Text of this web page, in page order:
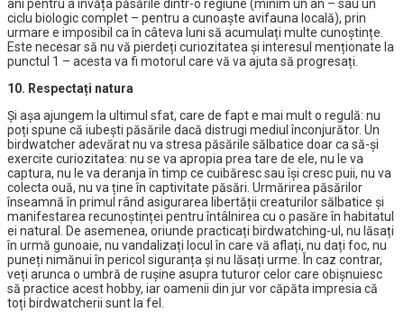
ani pentru a învăța păsările dintr-o regiune (minim un an – sau un
ciclu biologic complet – pentru a cunoaște avifauna locală), prin
urmare e imposibil ca în câteva luni să acumulați multe cunoștințe.
Este necesar să nu vă pierdeți curiozitatea și interesul menționate la
punctul 1 – acesta va fi motorul care vă va ajuta să progresați.
10. Respectați natura
Și așa ajungem la ultimul sfat, care de fapt e mai mult o regulă: nu
poți spune că iubești păsările dacă distrugi mediul înconjurător. Un
birdwatcher adevărat nu va stresa păsările sălbatice doar ca să-și
exercite curiozitatea: nu se va apropia prea tare de ele, nu le va
captura, nu le va deranja în timp ce cuibăresc sau își cresc puii, nu va
colecta ouă, nu va ține în captivitate păsări. Urmărirea păsărilor
înseamnă în primul rând asigurarea libertății creaturilor sălbatice și
manifestarea recunoștinței pentru întâlnirea cu o pasăre în habitatul
ei natural. De asemenea, oriunde practicați birdwatching-ul, nu lăsați
în urmă gunoaie, nu vandalizați locul în care vă aflați, nu dați foc, nu
puneți nimănui în pericol siguranța și nu lăsați urme. În caz contrar,
veți arunca o umbră de rușine asupra tuturor celor care obișnuiesc
să practice acest hobby, iar oamenii din jur vor căpăta impresia că
toți birdwatcherii sunt la fel.